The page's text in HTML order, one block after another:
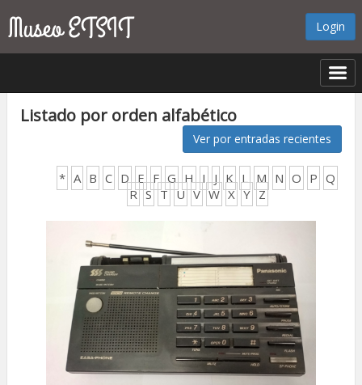
Login
Listado por orden alfabético
Ver por entradas recientes
* A B C D E F G H I J K L M N O P Q
R S T U V W X Y Z